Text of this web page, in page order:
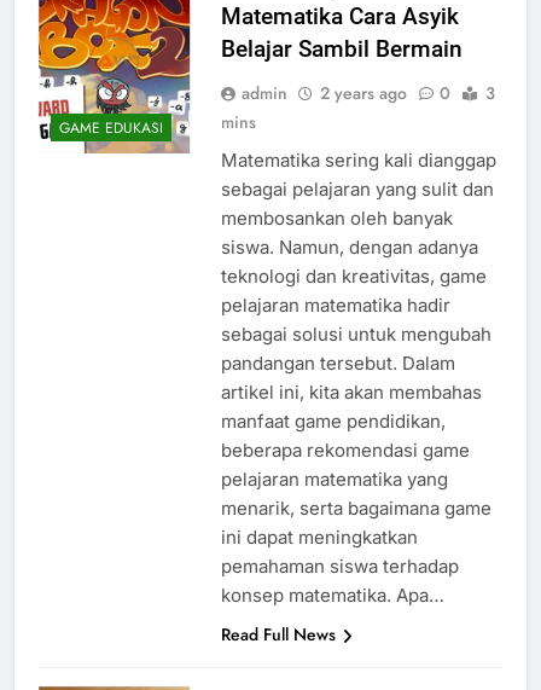
GAME EDUKASI
Matematika Cara Asyik
Belajar Sambil Bermain
admin 2 years ago 0
3
mins
Matematika sering kali dianggap
sebagai pelajaran yang sulit dan
membosankan oleh banyak
siswa. Namun, dengan adanya
teknologi dan kreativitas, game
pelajaran matematika hadir
sebagai solusi untuk mengubah
pandangan tersebut. Dalam
artikel ini, kita akan membahas
manfaat game pendidikan,
beberapa rekomendasi game
pelajaran matematika yang
menarik, serta bagaimana game
ini dapat meningkatkan
pemahaman siswa terhadap
konsep matematika. Apa…
Read Full News